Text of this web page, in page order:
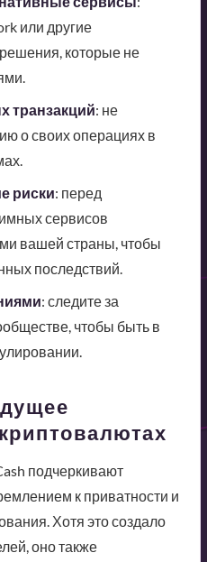
или другие
которые не
транзакций: не
о своих операциях в
риски: перед
сервисов
вашей страны, чтобы
последствий.
: следите за
чтобы быть в
подчеркивают
к приватности и
Хотя это создало
оно также